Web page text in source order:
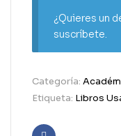
¿Quieres un
suscríbete.
Categoría:
Etiqueta: Libros